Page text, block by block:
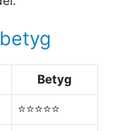
Betyg
⭐️⭐️⭐️⭐️⭐️